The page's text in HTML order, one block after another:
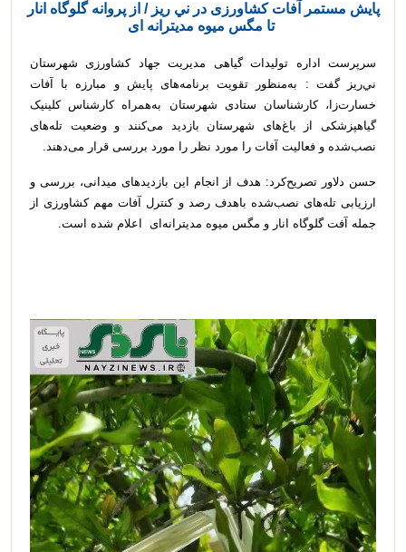
پایش مستمر آفات کشاورزی در ني ريز / از پروانه گلوگاه انار
تا مگس میوه مدیترانه ای
سرپرست اداره تولیدات گیاهی مدیریت جهاد کشاورزی شهرستان
ني‌ريز گفت : به‌منظور تقویت برنامه‌های پایش و مبارزه با آفات
خسارت‌زا، کارشناسان ستادی شهرستان به‌همراه کارشناس کلینیک
گیاهپزشکی از باغ‌های شهرستان بازدید می‌کنند و وضعیت تله‌های
نصب‌شده و فعالیت آفات را مورد نظر را مورد بررسی قرار می‌دهند.
حسن دلاور تصریح‌کرد: هدف از انجام این بازدیدهای میدانی، بررسی و
ارزیابی تله‌های نصب‌شده باهدف رصد و کنترل آفات مهم کشاورزی از
جمله آفت گلوگاه انار و مگس میوه مدیترانه‌ای اعلام شده است.